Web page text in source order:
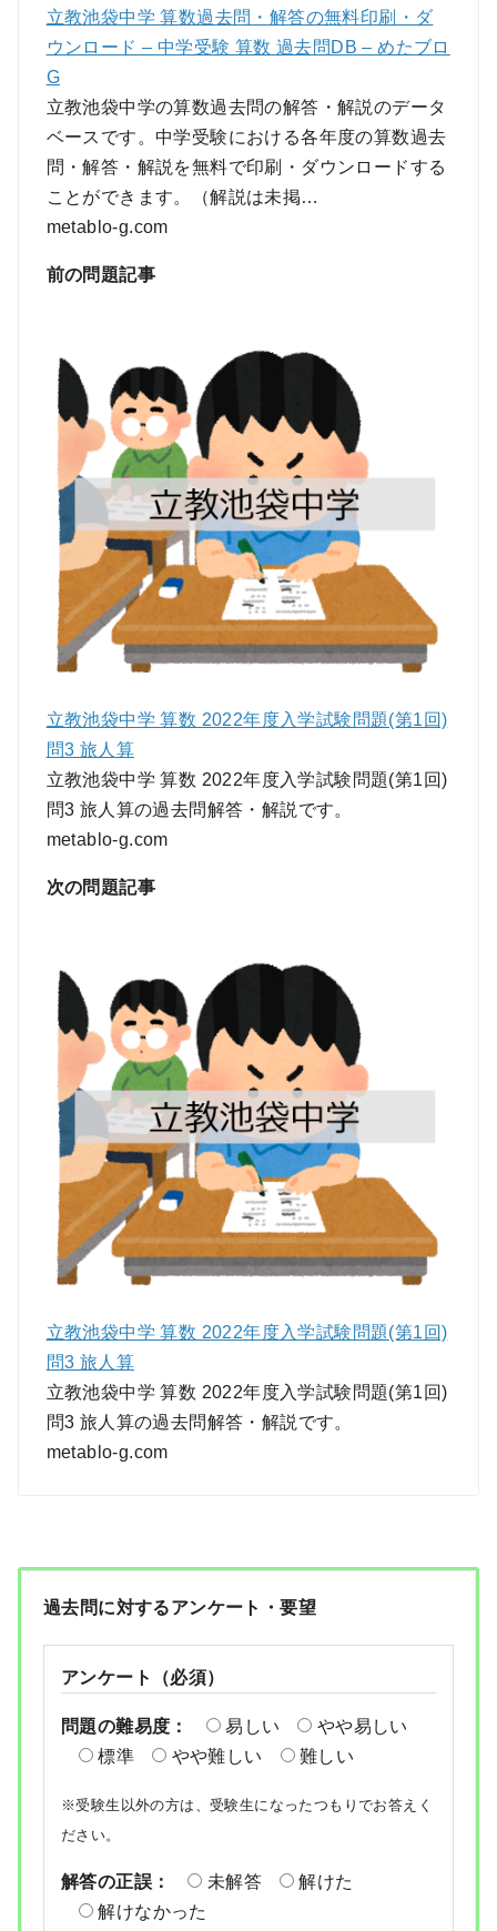
立教池袋中学 算数過去問・解答の無料印刷・ダ
ウンロード – 中学受験 算数 過去問DB – めたブロ
G
立教池袋中学の算数過去問の解答・解説のデータ
ベースです。中学受験における各年度の算数過去
問・解答・解説を無料で印刷・ダウンロードする
ことができます。（解説は未掲…
metablo-g.com
前の問題記事
立教池袋中学 算数 2022年度入学試験問題(第1回)
問3 旅人算
立教池袋中学 算数 2022年度入学試験問題(第1回)
問3 旅人算の過去問解答・解説です。
metablo-g.com
次の問題記事
立教池袋中学 算数 2022年度入学試験問題(第1回)
問3 旅人算
立教池袋中学 算数 2022年度入学試験問題(第1回)
問3 旅人算の過去問解答・解説です。
metablo-g.com
過去問に対するアンケート・要望
アンケート（必須）
問題の難易度： 易しい
やや易しい
標準
やや難しい 難しい
※受験生以外の方は、受験生になったつもりでお答えく
ださい。
解答の正誤： 未解答
解けた
解けなかった